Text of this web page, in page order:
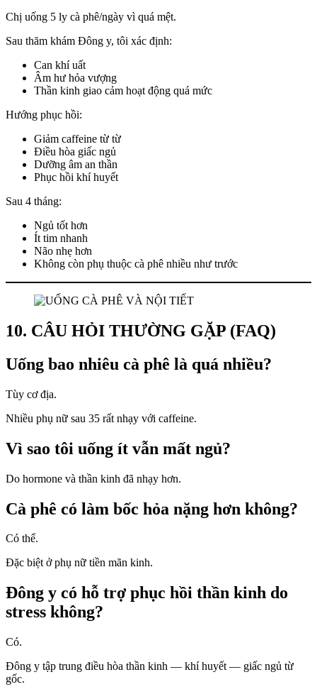
Chị uống 5 ly cà phê/ngày vì quá mệt.
Sau thăm khám Đông y, tôi xác định:
Can khí uất
Âm hư hỏa vượng
Thần kinh giao cảm hoạt động quá mức
Hướng phục hồi:
Giảm caffeine từ từ
Điều hòa giấc ngủ
Dưỡng âm an thần
Phục hồi khí huyết
Sau 4 tháng:
Ngủ tốt hơn
Ít tim nhanh
Não nhẹ hơn
Không còn phụ thuộc cà phê nhiều như trước
10. CÂU HỎI THƯỜNG GẶP (FAQ)
Uống bao nhiêu cà phê là quá nhiều?
Tùy cơ địa.
Nhiều phụ nữ sau 35 rất nhạy với caffeine.
Vì sao tôi uống ít vẫn mất ngủ?
Do hormone và thần kinh đã nhạy hơn.
Cà phê có làm bốc hỏa nặng hơn không?
Có thể.
Đặc biệt ở phụ nữ tiền mãn kinh.
Đông y có hỗ trợ phục hồi thần kinh do
stress không?
Có.
Đông y tập trung điều hòa thần kinh — khí huyết — giấc ngủ từ
gốc.